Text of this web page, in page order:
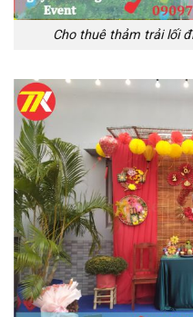
Cho thuê thảm trải lối